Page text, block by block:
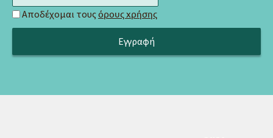
Αποδέχομαι τους όρους χρήσης